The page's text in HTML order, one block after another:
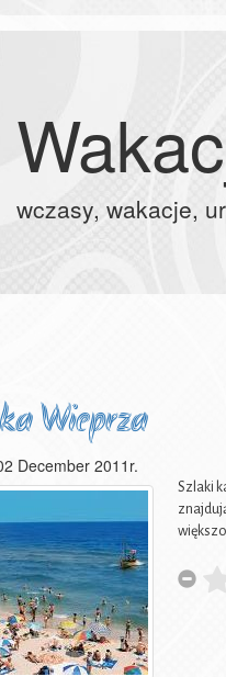
wczasy, wakacje,
Wieprza
December 2011r.
Szlaki